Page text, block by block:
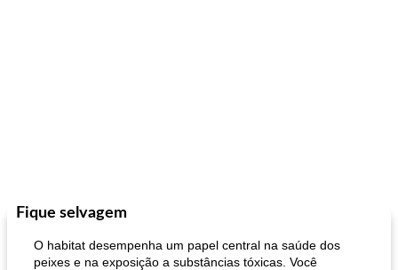
Fique selvagem
O habitat desempenha um papel central na saúde dos
peixes e na exposição a substâncias tóxicas. Você